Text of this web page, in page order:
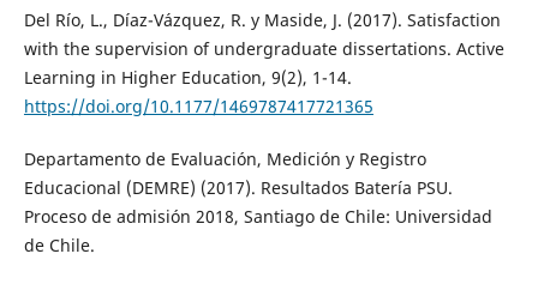
Del Río, L., Díaz-Vázquez, R. y Maside, J. (2017). Satisfaction
with the supervision of undergraduate dissertations. Active
Learning in Higher Education, 9(2), 1-14.
https://doi.org/10.1177/1469787417721365
Departamento de Evaluación, Medición y Registro
Educacional (DEMRE) (2017). Resultados Batería PSU.
Proceso de admisión 2018, Santiago de Chile: Universidad
de Chile.